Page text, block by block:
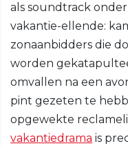
als soundtrack
vakantie-ellende:
zonaanbidders die
worden
omvallen na een
pint gezeten te
opgewekte
vakantiedrama is